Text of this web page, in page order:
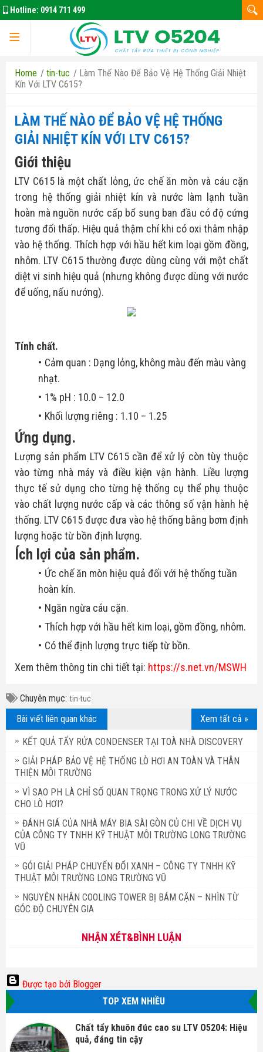
Hotline: 0914 711 499
Trang chủ
Home / tin-tuc / Làm Thế Nào Để Bảo Vệ Hệ Thống Giải Nhiệt
Kín Với LTV C615?
LÀM THẾ NÀO ĐỂ BẢO VỆ HỆ THỐNG
GIẢI NHIỆT KÍN VỚI LTV C615?
Giới thiệu
LTV C615 là một chất lỏng, ức chế ăn mòn và cáu cặn
trong hệ thống giải nhiệt kín và nước làm lạnh tuần
hoàn mà nguồn nước cấp bổ sung ban đầu có độ cứng
tương đối thấp. Hiệu quả thậm chí khi có oxi thâm nhập
vào hệ thống. Thích hợp với hầu hết kim loại gồm đồng,
nhôm. LTV C615 thường được dùng cùng với một chất
diệt vi sinh hiệu quả (nhưng không được dùng với nước
để uống, nấu nướng).
Tính chất.
Cảm quan : Dạng lỏng, không màu đến màu vàng
nhạt.
1% pH : 10.0 – 12.0
Khối lượng riêng : 1.10 – 1.25
Ứng dụng.
Lượng sản phẩm LTV C615 cần để xử lý còn tùy thuộc
vào từng nhà máy và điều kiện vận hành. Liều lượng
thực tế sử dụng cho từng hệ thống cụ thể phụ thuộc
vào chất lượng nước cấp và các thông số vận hành hệ
thống. LTV C615 được đưa vào hệ thống bằng bơm định
lượng hoặc từ bồn định lượng.
Ích lợi của sản phẩm.
Ức chế ăn mòn hiệu quả đối với hệ thống tuần
hoàn kín.
Ngăn ngừa cáu cặn.
Thích hợp với hầu hết kim loại, gồm đồng, nhôm.
Có thể định lượng trực tiếp từ bồn.
Xem thêm thông tin chi tiết tại: https://s.net.vn/MSWH
Chuyên mục: tin-tuc
Xem tất cả »
Bài viết liên quan khác
KẾT QUẢ TẨY RỬA CONDENSER TẠI TOÀ NHÀ DISCOVERY
GIẢI PHÁP BẢO VỆ HỆ THỐNG LÒ HƠI AN TOÀN VÀ THÂN
THIỆN MÔI TRƯỜNG
VÌ SAO PH LÀ CHỈ SỐ QUAN TRỌNG TRONG XỬ LÝ NƯỚC
CHO LÒ HƠI?
ĐÁNH GIÁ CỦA NHÀ MÁY BIA SÀI GÒN CỦ CHI VỀ DỊCH VỤ
CỦA CÔNG TY TNHH KỸ THUẬT MÔI TRƯỜNG LONG TRƯỜNG
VŨ
GÓI GIẢI PHÁP CHUYỂN ĐỔI XANH – CÔNG TY TNHH KỸ
THUẬT MÔI TRƯỜNG LONG TRƯỜNG VŨ
NGUYÊN NHÂN COOLING TOWER BỊ BÁM CẶN – NHÌN TỪ
GÓC ĐỘ CHUYÊN GIA
NHẬN XÉT&BÌNH LUẬN
Được tạo bởi Blogger
TOP XEM NHIỀU
Chất tẩy khuôn đúc cao su LTV O5204: Hiệu
quả, đáng tin cậy